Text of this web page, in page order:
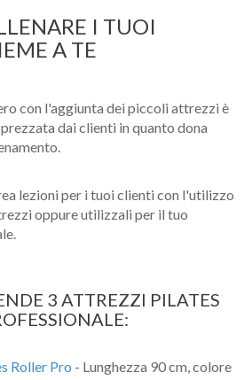
I TUOI
A TE
con l'aggiunta dei piccoli attrezzi è
dai clienti in quanto dona
lezioni per i tuoi clienti con l'utilizzo
oppure utilizzali per il tuo
3 ATTREZZI PILATES
Roller Pro - Lunghezza 90 cm, colore